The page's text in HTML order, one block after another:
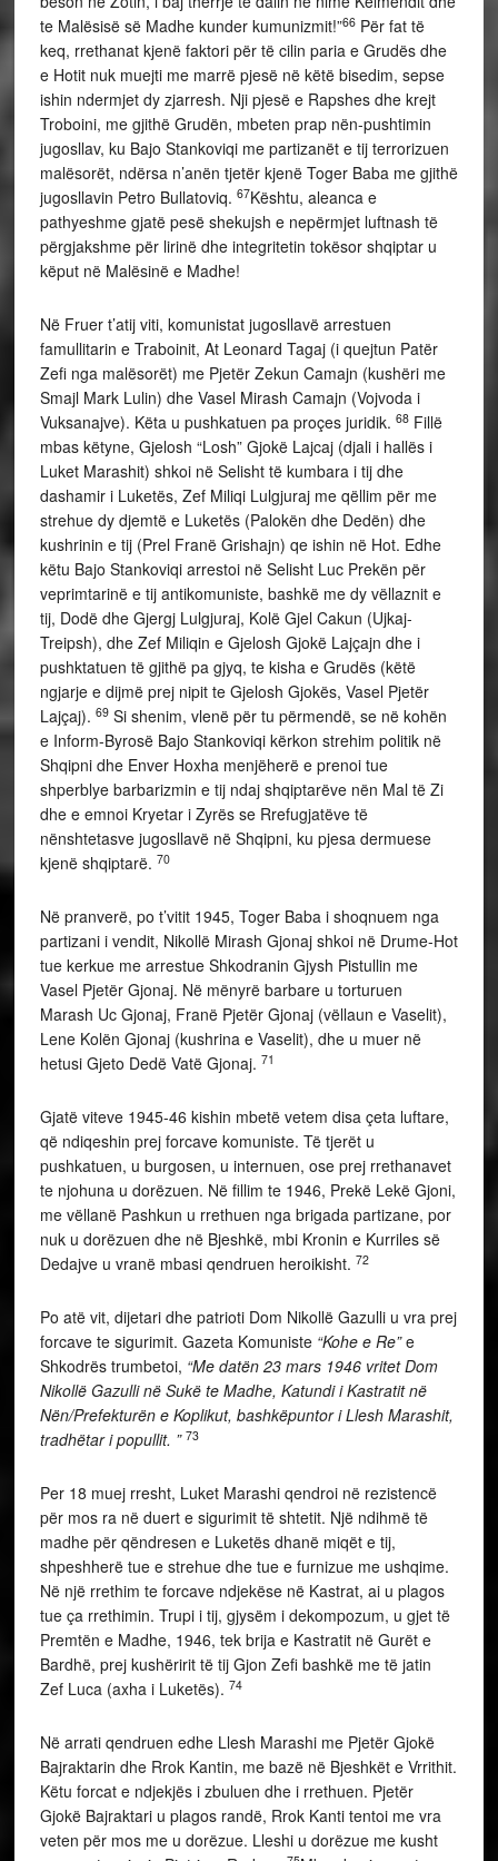
te Malësisë së Madhe kunder kumunizmit!”66Për fat të
keq, rrethanat kjenë faktori për të cilin paria e Grudës dhe
e Hotit nuk muejti me marrë pjesë në këtë bisedim, sepse
ishin ndermjet dy zjarresh. Nji pjesë e Rapshes dhe krejt
Troboini, me gjithë Grudën, mbeten prap nën-pushtimin
jugosllav, ku Bajo Stankoviqi me partizanët e tij terrorizuen
malësorët, ndërsa n’anën tjetër kjenë Toger Baba me gjithë
jugosllavin Petro Bullatoviq. 67Kështu, aleanca e
pathyeshme gjatë pesë shekujsh e nepërmjet luftnash të
përgjakshme për lirinë dhe integritetin tokësor shqiptar u
këput në Malësinë e Madhe!
Në Fruer t’atij viti, komunistat jugosllavë arrestuen
famullitarin e Traboinit, At Leonard Tagaj (i quejtun Patër
Zefi nga malësorët) me Pjetër Zekun Camajn (kushëri me
Smajl Mark Lulin) dhe Vasel Mirash Camajn (Vojvoda i
Vuksanajve). Këta u pushkatuen pa proçes juridik. 68Fillë
mbas këtyne, Gjelosh “Losh” Gjokë Lajcaj (djali i hallës i
Luket Marashit) shkoi në Selisht të kumbara i tij dhe
dashamir i Luketës, Zef Miliqi Lulgjuraj me qëllim për me
strehue dy djemtë e Luketës (Palokën dhe Dedën) dhe
kushrinin e tij (Prel Franë Grishajn) qe ishin në Hot. Edhe
këtu Bajo Stankoviqi arrestoi në Selisht Luc Prekën për
veprimtarinë e tij antikomuniste, bashkë me dy vëllaznit e
tij, Dodë dhe Gjergj Lulgjuraj, Kolë Gjel Cakun (Ujkaj-
Treipsh), dhe Zef Miliqin e Gjelosh Gjokë Lajçajn dhe i
pushktatuen të gjithë pa gjyq, te kisha e Grudës (këtë
ngjarje e dijmë prej nipit te Gjelosh Gjokës, Vasel Pjetër
Lajçaj). 69Si shenim, vlenë për tu përmendë, se në kohën
e Inform-Byrosë Bajo Stankoviqi kërkon strehim politik në
Shqipni dhe Enver Hoxha menjëherë e prenoi tue
shperblye barbarizmin e tij ndaj shqiptarëve nën Mal të Zi
dhe e emnoi Kryetar i Zyrës se Rrefugjatëve të
nënshtetasve jugosllavë në Shqipni, ku pjesa dermuese
kjenë shqiptarë. 70
Në pranverë, po t’vitit 1945, Toger Baba i shoqnuem nga
partizani i vendit, Nikollë Mirash Gjonaj shkoi në Drume-Hot
tue kerkue me arrestue Shkodranin Gjysh Pistullin me
Vasel Pjetër Gjonaj. Në mënyrë barbare u torturuen
Marash Uc Gjonaj, Franë Pjetër Gjonaj (vëllaun e Vaselit),
Lene Kolën Gjonaj (kushrina e Vaselit), dhe u muer në
hetusi Gjeto Dedë Vatë Gjonaj. 71
Gjatë viteve 1945-46 kishin mbetë vetem disa çeta luftare,
që ndiqeshin prej forcave komuniste. Të tjerët u
pushkatuen, u burgosen, u internuen, ose prej rrethanavet
te njohuna u dorëzuen. Në fillim te 1946, Prekë Lekë Gjoni,
me vëllanë Pashkun u rrethuen nga brigada partizane, por
nuk u dorëzuen dhe në Bjeshkë, mbi Kronin e Kurriles së
Dedajve u vranë mbasi qendruen heroikisht. 72
Po atë vit, dijetari dhe patrioti Dom Nikollë Gazulli u vra prej
forcave te sigurimit. Gazeta Komuniste “Kohe e Re”e
Shkodrës trumbetoi, “Me datën 23 mars 1946 vritet Dom
Nikollë Gazulli në Sukë te Madhe, Katundi i Kastratit në
Nën/Prefekturën e Koplikut, bashkëpuntor i Llesh Marashit,
tradhëtar i popullit. ” 73
Per 18 muej rresht, Luket Marashi qendroi në rezistencë
për mos ra në duert e sigurimit të shtetit. Një ndihmë të
madhe për qëndresen e Luketës dhanë miqët e tij,
shpeshherë tue e strehue dhe tue e furnizue me ushqime.
Në një rrethim te forcave ndjekëse në Kastrat, ai u plagos
tue ça rrethimin. Trupi i tij, gjysëm i dekompozum, u gjet të
Premtën e Madhe, 1946, tek brija e Kastratit në Gurët e
Bardhë, prej kushëririt të tij Gjon Zefi bashkë me të jatin
Zef Luca (axha i Luketës). 74
Në arrati qendruen edhe Llesh Marashi me Pjetër Gjokë
Bajraktarin dhe Rrok Kantin, me bazë në Bjeshkët e Vrrithit.
Këtu forcat e ndjekjës i zbuluen dhe i rrethuen. Pjetër
Gjokë Bajraktari u plagos randë, Rrok Kanti tentoi me vra
veten për mos me u dorëzue. Lleshi u dorëzue me kusht